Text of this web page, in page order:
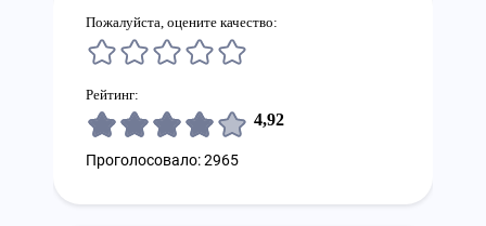
Пожалуйста, оцените качество:
Рейтинг:
4,92
Проголосовало: 2965